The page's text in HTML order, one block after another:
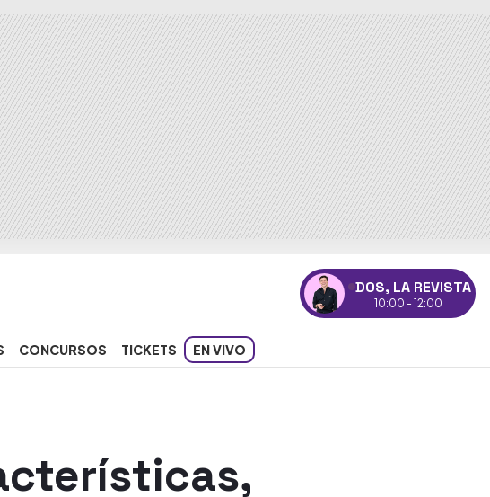
DOS, LA REVISTA
10:00 - 12:00
CONCURSOS TICKETS EN VIVO